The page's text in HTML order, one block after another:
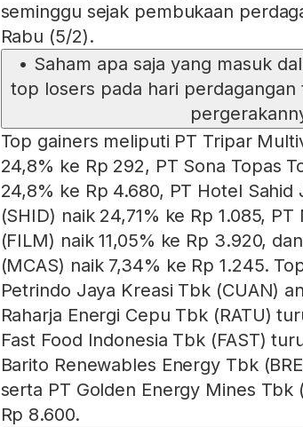
seminggu sejak pembukaan
Rabu (5/2).
• Saham apa saja yang masuk
top losers pada hari
Top gainers meliputi PT Tripar
24,8% ke Rp 292, PT Sona Topas
24,8% ke Rp 4.680, PT Hotel
(SHID) naik 24,71% ke Rp 1.085,
(FILM) naik 11,05% ke Rp 3.920,
(MCAS) naik 7,34% ke Rp 1.245.
Petrindo Jaya Kreasi Tbk (CUAN)
Raharja Energi Cepu Tbk (RATU)
Fast Food Indonesia Tbk (FAST)
Barito Renewables Energy Tbk
serta PT Golden Energy Mines Tbk
Rp 8.600.